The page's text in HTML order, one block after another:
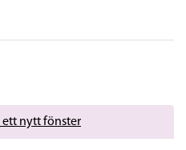
ett nytt fönster